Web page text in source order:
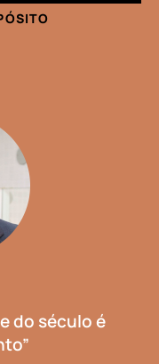
do século é